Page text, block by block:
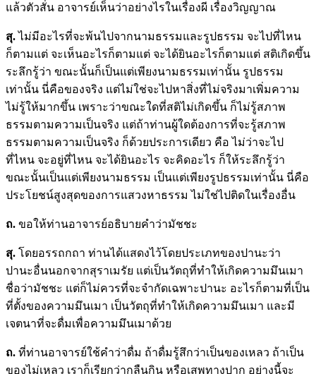
แล้วตัวสั่น อาจารย์เห็นว่าอย่างไรในเรื่องผี เรื่องวิญญาณ
สุ.ไม่มีอะไรที่จะพ้นไปจากนามธรรมและรูปธรรม จะไปที่ไหน
ก็ตามแต่ จะเห็นอะไรก็ตามแต่ จะได้ยินอะไรก็ตามแต่ สติเกิดขึ้น
ระลึกรู้ว่า ขณะนั้นก็เป็นแต่เพียงนามธรรมเท่านั้น รูปธรรม
เท่านั้น นี่คือของจริง แต่ไม่ใช่จะไปหาสิ่งที่ไม่จริงมาเพิ่มความ
ไม่รู้ให้มากขึ้น เพราะว่าขณะใดที่สติไม่เกิดขึ้น ก็ไม่รู้สภาพ
ธรรมตามความเป็นจริง แต่ถ้าท่านผู้ใดต้องการที่จะรู้สภาพ
ธรรมตามความเป็นจริง ก็ด้วยประการเดียว คือ ไม่ว่าจะไป
ที่ไหน จะอยู่ที่ไหน จะได้ยินอะไร จะคิดอะไร ก็ให้ระลึกรู้ว่า
ขณะนั้นเป็นแต่เพียงนามธรรม เป็นแต่เพียงรูปธรรมเท่านั้น นี่คือ
ประโยชน์สูงสุดของการแสวงหาธรรม ไม่ใช่ไปติดในเรื่องอื่น
ถ. ขอให้ท่านอาจารย์อธิบายคำว่ามัชชะ
สุ. โดยอรรถกถา ท่านได้แสดงไว้โดยประเภทของปานะว่า
ปานะอื่นนอกจากสุราเมรัย แต่เป็นวัตถุที่ทำให้เกิดความมึนเมา
ชื่อว่ามัชชะ แต่ก็ไม่ควรที่จะจำกัดเฉพาะปานะ อะไรก็ตามที่เป็น
ที่ตั้งของความมึนเมา เป็นวัตถุที่ทำให้เกิดความมึนเมา และมี
เจตนาที่จะดื่มเพื่อความมึนเมาด้วย
ถ. ที่ท่านอาจารย์ใช้คำว่าดื่ม ถ้าดื่มรู้สึกว่าเป็นของเหลว ถ้าเป็น
ของไม่เหลว เราก็เรียกว่ากลืนกิน หรือเสพทางปาก อย่างนี้จะ